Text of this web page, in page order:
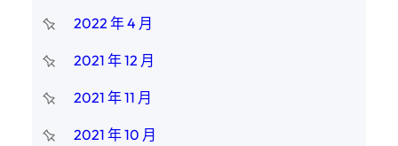
2022 年 4 月
2021 年 12 月
2021 年 11 月
2021 年 10 月